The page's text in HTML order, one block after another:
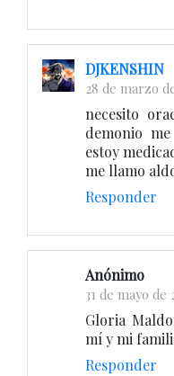
DJKENSHIN
28 de marzo
necesito
demonio
estoy
me llamo
Responder
Anónimo
31 de mayo de
Gloria
mí y mi
Responder